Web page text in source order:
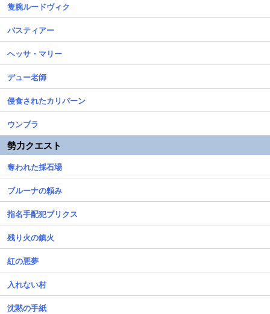
隻腕ルードヴィク
バスティアー
ヘッサ・マリー
デュー老師
侵食されたカリバーン
ウンブラ
勢力クエスト
奪われた採石場
ブルーナの頼み
指名手配犯ブリクス
残り火の鎮火
紅の悪夢
入れない村
沈黙の手紙